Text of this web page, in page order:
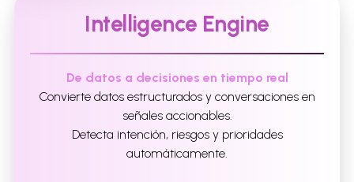
Intelligence Engine
De datos a decisiones en tiempo real
Convierte datos estructurados y conversaciones en
señales accionables.
Detecta intención, riesgos y prioridades
automáticamente.